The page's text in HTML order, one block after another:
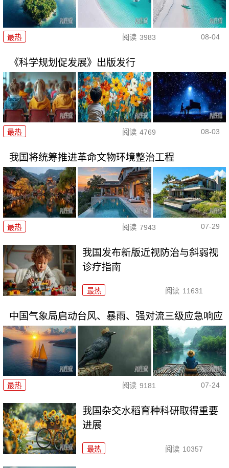
最热 阅读 3983 08-04
《科学规划促发展》出版发行
最热 阅读 4769 08-03
我国将统筹推进革命文物环境整治工程
最热 阅读 7943 07-29
我国发布新版近视防治与斜弱视
诊疗指南
最热 阅读 11631
中国气象局启动台风、暴雨、强对流三级应急响应
最热 阅读 9181 07-24
我国杂交水稻育种科研取得重要
进展
最热 阅读 10357